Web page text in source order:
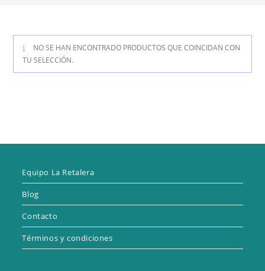
NO SE HAN ENCONTRADO PRODUCTOS QUE COINCIDAN CON
TU SELECCIÓN.
Equipo La Retalera
Blog
Contacto
Términos y condiciones